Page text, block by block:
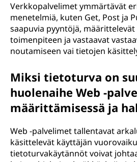
Verkkopalvelimet ymmärtävät
menetelmiä, kuten Get, Post ja
saapuvia pyyntöjä,
toimenpiteen ja vastaavat
noutamiseen vai tietojen
Miksi tietoturva on
huolenaihe Web -
määrittämisessä ja
Web -palvelimet tallentavat
käsittelevät käyttäjän
tietoturvakäytännöt voivat